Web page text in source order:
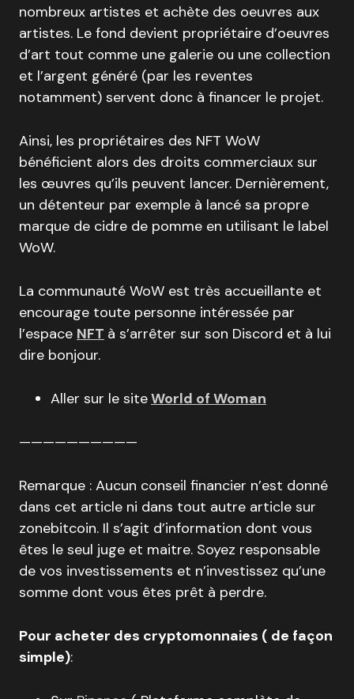
nombreux artistes et achète des oeuvres aux
artistes. Le fond devient propriétaire d’oeuvres
d’art tout comme une galerie ou une collection
et l’argent généré (par les reventes
notamment) servent donc à financer le projet.
Ainsi, les propriétaires des NFT WoW
bénéficient alors des droits commerciaux sur
les œuvres qu’ils peuvent lancer. Dernièrement,
un détenteur par exemple à lancé sa propre
marque de cidre de pomme en utilisant le label
WoW.
La communauté WoW est très accueillante et
encourage toute personne intéressée par
l’espace NFT à s’arrêter sur son Discord et à lui
dire bonjour.
Aller sur le siteWorld of Woman
——————————
Remarque : Aucun conseil financier n’est donné
dans cet article ni dans tout autre article sur
zonebitcoin. Il s’agit d’information dont vous
êtes le seul juge et maitre. Soyez responsable
de vos investissements et n’investissez qu’une
somme dont vous êtes prêt à perdre.
Pour acheter des cryptomonnaies ( de façon
simple):